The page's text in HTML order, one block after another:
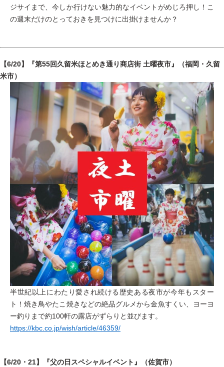
ジサイまで、今しか行けない魅力的なイベントがめじろ押し！こ
の週末だけのとっておきを見つけに出掛けませんか？
【6/20】『第55回久留米ほとめき通り商店街 土曜夜市』（福岡・久留
米市）
半世紀以上にわたり愛され続ける歴史ある夜市が今年もスター
ト！焼き鳥やたこ焼きなどの絶品グルメから金魚すくい、ヨーヨ
ー釣りまで約100軒の露店がずらりと並びます。
https://kbc.co.jp/wish/article/46359/
【6/20・21】『父の日スペシャルイベント』（佐賀市）